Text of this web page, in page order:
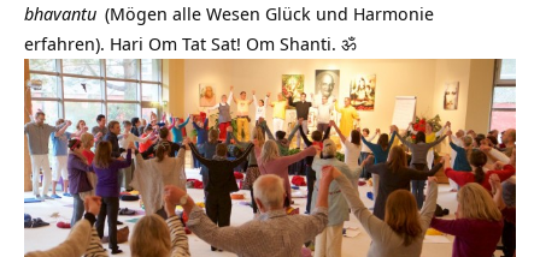
bhavantu (Mögen alle Wesen Glück und Harmonie
erfahren). Hari Om Tat Sat! Om Shanti. ॐ